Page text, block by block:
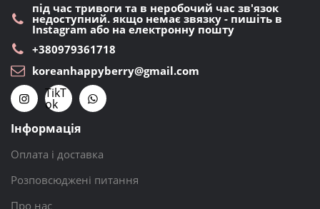
під час тривоги та в неробочий час зв'язок
недоступний. якщо немає звязку - пишіть в
Instagram або на електронну пошту
+380979361718
koreanhappyberry@gmail.com
TikT
ok
Інформація
Оплата і доставка
Розповсюджені питання
Про нас